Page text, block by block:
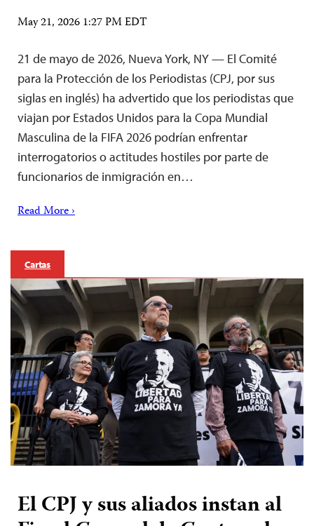
May 21, 2026 1:27 PM EDT
21 de mayo de 2026, Nueva York, NY — El Comité
para la Protección de los Periodistas (CPJ, por sus
siglas en inglés) ha advertido que los periodistas que
viajan por Estados Unidos para la Copa Mundial
Masculina de la FIFA 2026 podrían enfrentar
interrogatorios o actitudes hostiles por parte de
funcionarios de inmigración en…
Read More ›
Cartas
El CPJ y sus aliados instan al